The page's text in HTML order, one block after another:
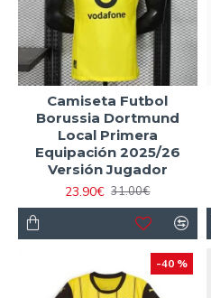
Camiseta Futbol
Borussia Dortmund
Local Primera
Equipación 2025/26
Versión Jugador
23.90€ 31.00€
-40 %